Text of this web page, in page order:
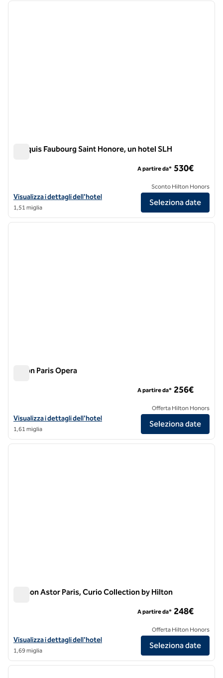
1 di 9
Marquis Faubourg Saint Honore, un hotel SLH
Visualizza i dettagli dell'hotel Marquis Faubourg Saint Honore, a SLH
Visualizza i dettagli dell'hotel
1,51 miglia
A partire da* 530€
Sconto Hilton Honors
Seleziona date
1/11
1 di 11
Hilton Paris Opera
Visualizza i dettagli dell'hotel per l'Hilton Paris Opera
Visualizza i dettagli dell'hotel
1,61 miglia
A partire da* 256€
Offerta Hilton Honors
Seleziona date
1/12
1 di 12
Maison Astor Paris, Curio Collection by Hilton
Visualizza i dettagli dell'hotel Maison Astor Paris, Curio Collection by
Visualizza i dettagli dell'hotel
1,69 miglia
A partire da* 248€
Offerta Hilton Honors
Seleziona date
1/12
1 di 12